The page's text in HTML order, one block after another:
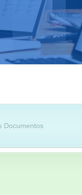
Documentos